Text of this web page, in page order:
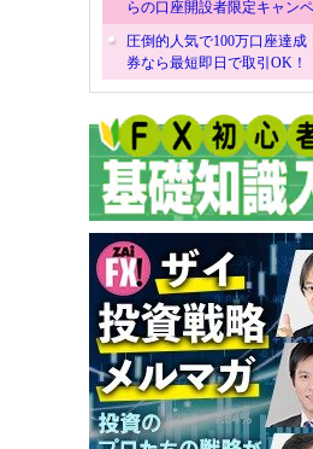
らの口座開設者限定キャン
圧倒的人気で100万口座達
券なら最短即日で取引OK！